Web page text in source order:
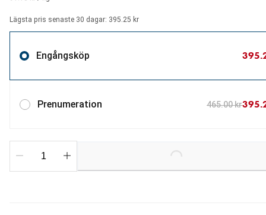
Lägsta pris senaste 30 dagar: 395.25 kr
Engångsköp
Prenumeration 465.00 kr
Loading...